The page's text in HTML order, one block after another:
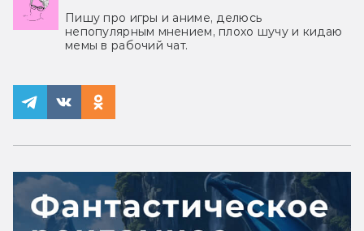
Пишу про игры и аниме, делюсь
непопулярным мнением, плохо шучу и кидаю
мемы в рабочий чат.